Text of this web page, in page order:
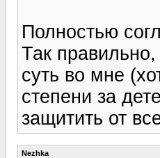
Полностью
Так
суть во мне
степени за
защитить от
Nezhka